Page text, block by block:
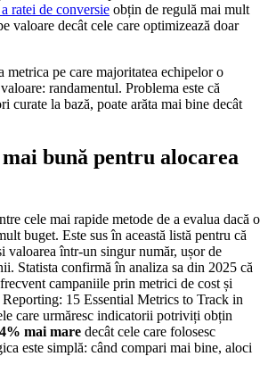
ratei de conversie obțin de regulă mai mult
valoare decât cele care optimizează doar
metrica pe care majoritatea echipelor o
randamentul. Problema este că
curate la bază, poate arăta mai bine decât
bună pentru alocarea
cele mai rapide metode de a evalua dacă o
buget. Este sus în această listă pentru că
valoarea într-un singur număr, ușor de
Statista confirmă în analiza sa din 2025 că
campaniile prin metrici de cost și
15 Essential Metrics to Track in
care urmăresc indicatorii potriviți obțin
mai mare decât cele care folosesc
este simplă: când compari mai bine, aloci